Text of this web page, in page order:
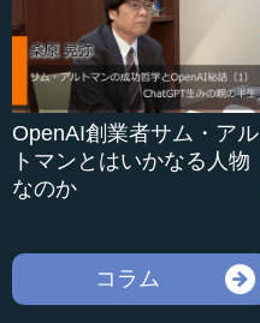
OpenAI創業者サム・アル
トマンとはいかなる人物
なのか
コラム